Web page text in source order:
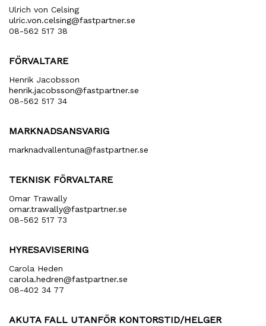
Ulrich von Celsing
ulric​.von​.celsing​@fastpartner​.se
08-562 517 38
FÖRVALTARE
Henrik Jacobsson
henrik​.jacobsson​@fastpartner​.se
08-562 517 34
MARKNADSANSVARIG
marknadvallentuna​@fastpartner​.se
TEKNISK FÖRVALTARE
Omar Trawally
omar.trawally@fastpartner.se
08-562 517 73
HYRESAVISERING
Carola Heden
carola​.hedren​@fastpartner​.se
08-402 34 77
AKUTA FALL UTANFÖR KONTORSTID/HELGER